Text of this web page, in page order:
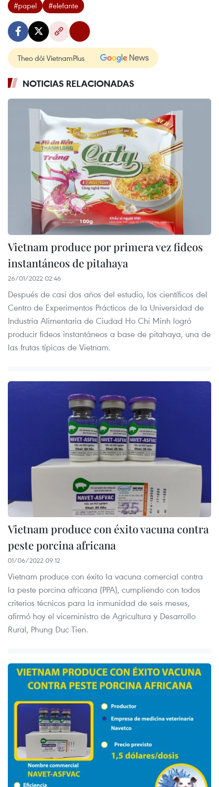
#papel #elefante
Theo dõi VietnamPlus
NOTICIAS RELACIONADAS
Vietnam produce por primera vez fideos
instantáneos de pitahaya
26/01/2022 02:46
Después de casi dos años del estudio, los científicos del
Centro de Experimentos Prácticos de la Universidad de
Industria Alimentaria de Ciudad Ho Chi Minh logró
producir fideos instantáneos a base de pitahaya, una de
las frutas típicas de Vietnam.
Vietnam produce con éxito vacuna contra
peste porcina africana
01/06/2022 09:12
Vietnam produce con éxito la vacuna comercial contra
la peste porcina africana (PPA), cumpliendo con todos
criterios técnicos para la inmunidad de seis meses,
afirmó hoy el viceministro de Agricultura y Desarrollo
Rural, Phung Duc Tien.